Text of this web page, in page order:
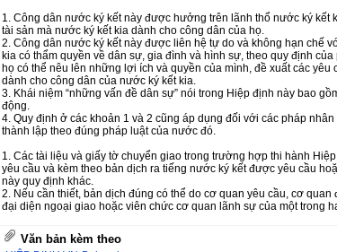
1. Công dân nước ký kết này được hưởng trên lãnh thổ nước ký kết
tài sản mà nước ký kết kia dành cho công dân của họ.
2. Công dân nước ký kết này được liên hệ tự do và không hạn chế
kia có thẩm quyền về dân sự, gia đình và hình sự, theo quy định
họ có thể nêu lên những lợi ích và quyền của mình, đề xuất các
dành cho công dân của nước ký kết kia.
3. Khái niệm “những vấn đề dân sự” nói trong Hiệp định này bao
động.
4. Quy định ở các khoản 1 và 2 cũng áp dụng đối với các pháp
thành lập theo đúng pháp luật của nước đó.
1. Các tài liệu và giấy tờ chuyển giao trong trường hợp thi hành
yêu cầu và kèm theo bản dịch ra tiếng nước ký kết được yêu cầu
này quy định khác.
2. Nếu cần thiết, bản dịch đúng có thể do cơ quan yêu cầu, cơ
đại diện ngoại giao hoặc viên chức cơ quan lãnh sự của một trong
Các nước ký kết liên hệ với nhau thông qua: Về phía Việt Nam là
nước Cộng hòa xã hội chủ nghĩa Việt Nam, về phía Ba Lan là Bộ
Văn bản kèm theo